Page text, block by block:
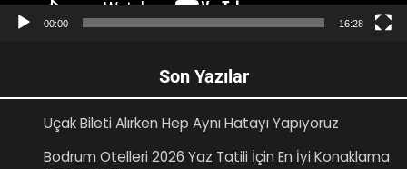
00:00 16:28
Son Yazılar
Uçak Bileti Alırken Hep Aynı Hatayı Yapıyoruz
Bodrum Otelleri 2026 Yaz Tatili İçin En İyi Konaklama